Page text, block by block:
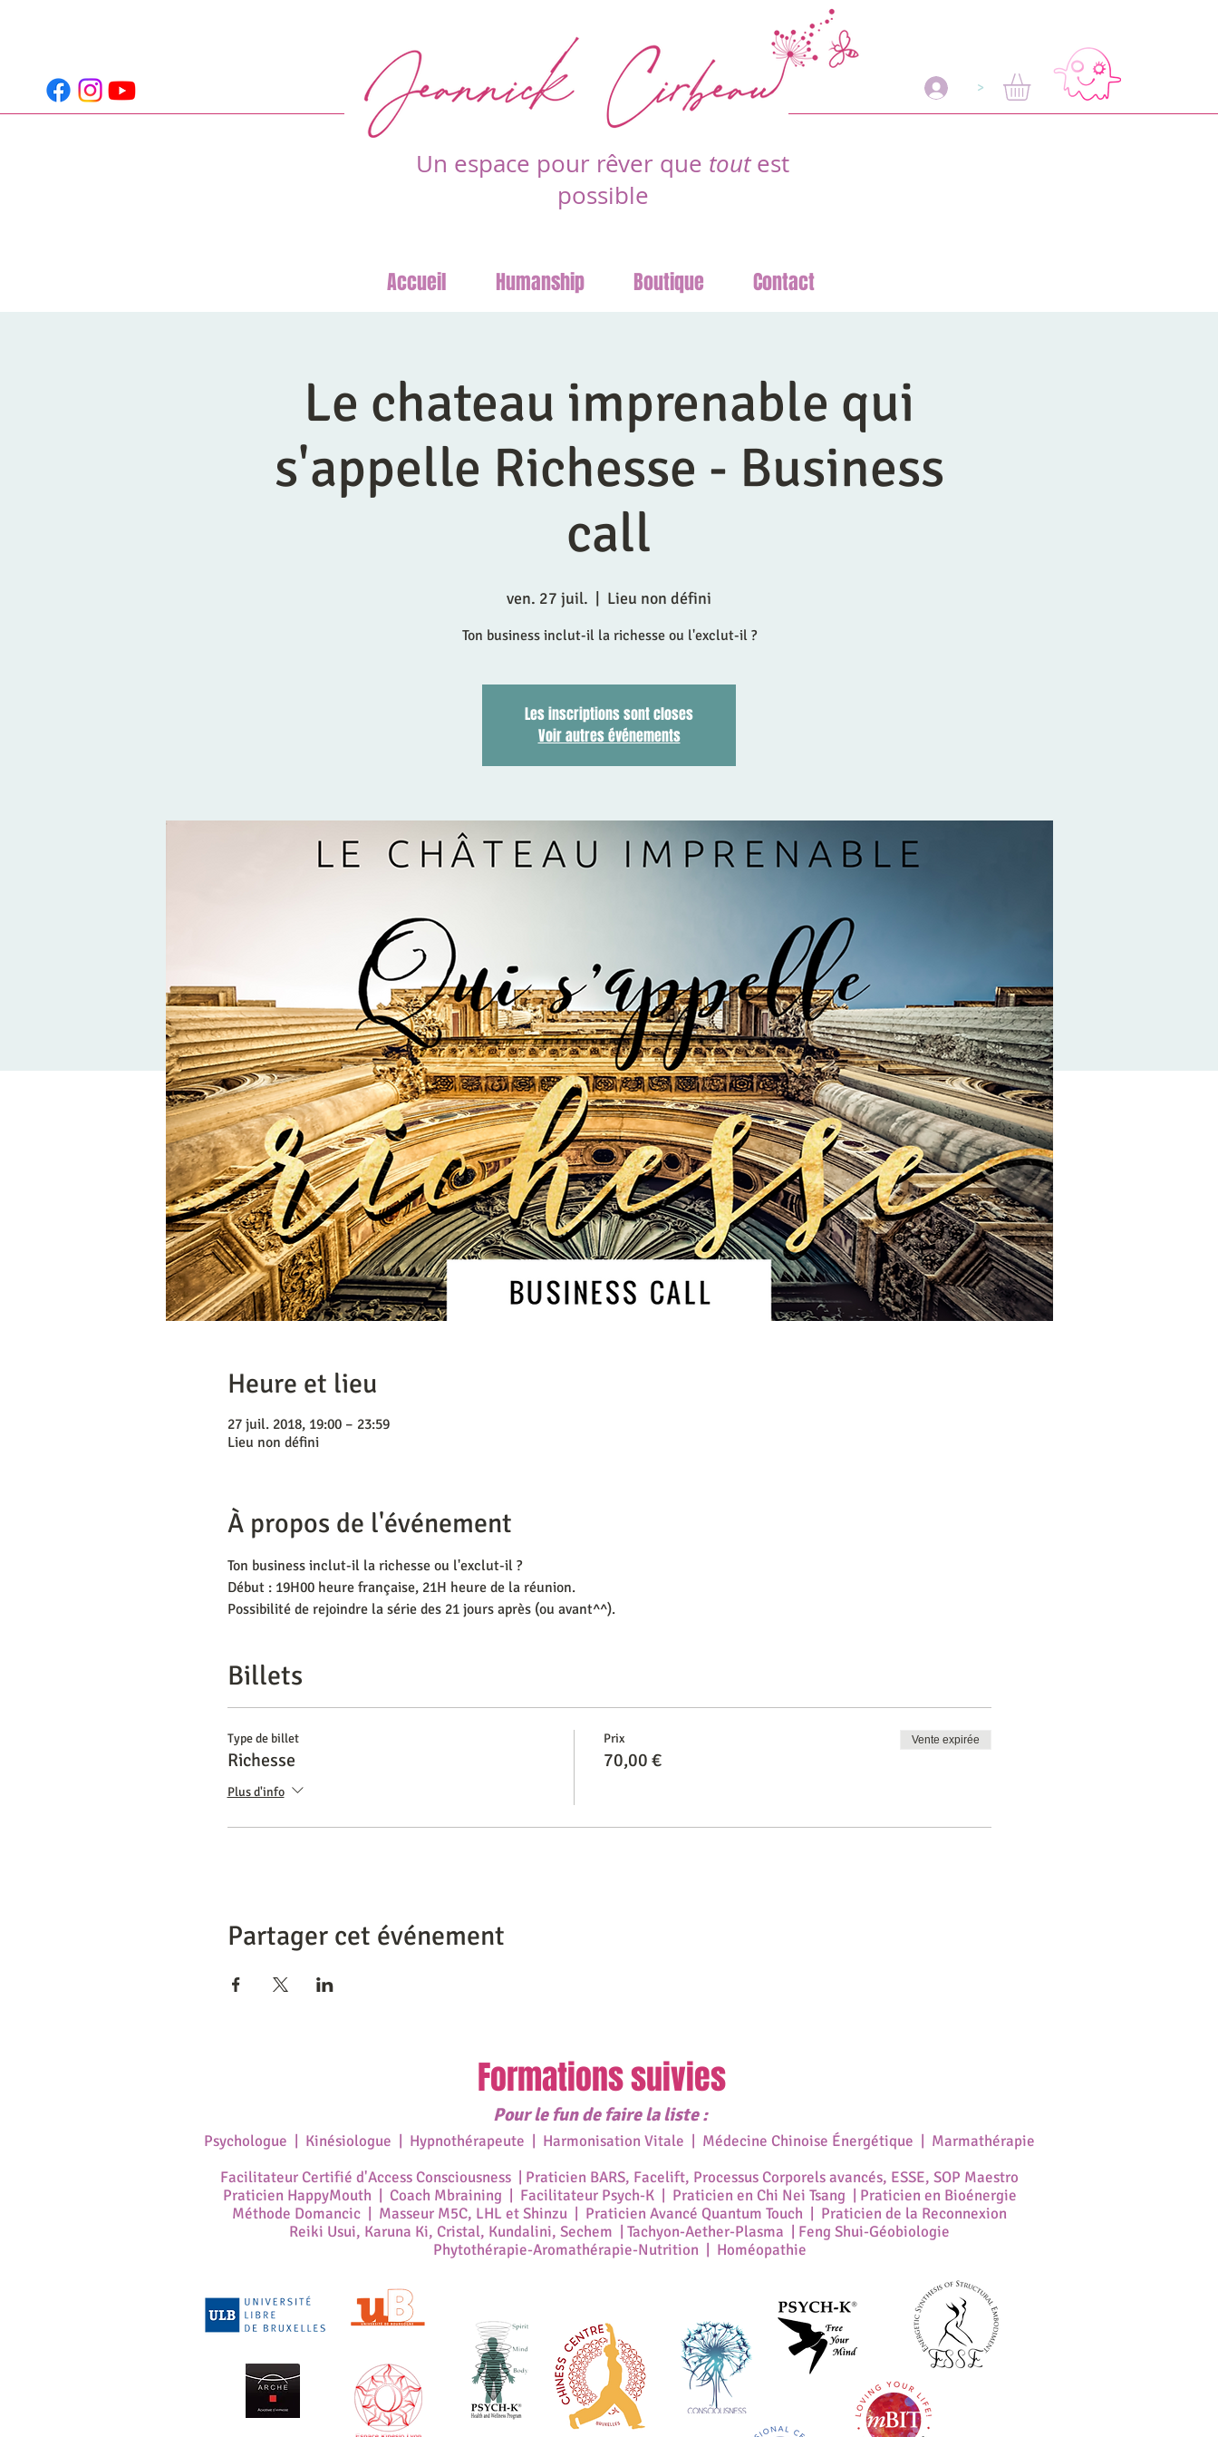
>
Un espace pour rêver que toutest
possible
Accueil Humanship Boutique Contact
Le chateau imprenable qui
s'appelle Richesse - Business
call
ven. 27 juil. Lieu non défini
Ton business inclut-il la richesse ou l'exclut-il ?
Les inscriptions sont closes
Voir autres événements
Heure et lieu
27 juil. 2018, 19:00 – 23:59
Lieu non défini
À propos de l'événement
Ton business inclut-il la richesse ou l'exclut-il ?
Début : 19H00 heure française, 21H heure de la réunion.
Possibilité de rejoindre la série des 21 jours après (ou avant^^).
Billets
Type de billet
Richesse
Plus d'info
Prix
70,00 €
Vente expirée
Partager cet événement
Formations suivies
Pour le fun de faire la liste :
Psychologue | Kinésiologue | Hypnothérapeute | Harmonisation Vitale | Médecine Chinoise Énergétique | Marmathérapie
Facilitateur Certifié d'Access Consciousness | Praticien BARS, Facelift, Processus Corporelsavancés, ESSE, SOP Maestro
Praticien HappyMouth | Coach Mbraining | Facilitateur Psych-K | Praticien en Chi Nei Tsang | Praticien en Bioénergie
Méthode Domancic | Masseur M5C, LHL et Shinzu | PraticienAvancé Quantum Touch | Praticien de la Reconnexion
Reiki Usui, Karuna Ki, Cristal, Kundalini, Sechem |
Tachyon-Aether-Plasma
Feng Shui-Géobiologie
Phytothérapie-Aromathérapie-Nutrition
| Homéopathie